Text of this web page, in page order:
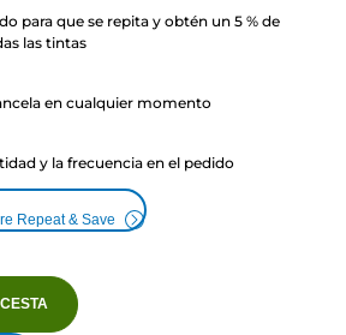
para que se repita y obtén un 5 % de
las tintas
en cualquier momento
y la frecuencia en el pedido
Repeat & Save